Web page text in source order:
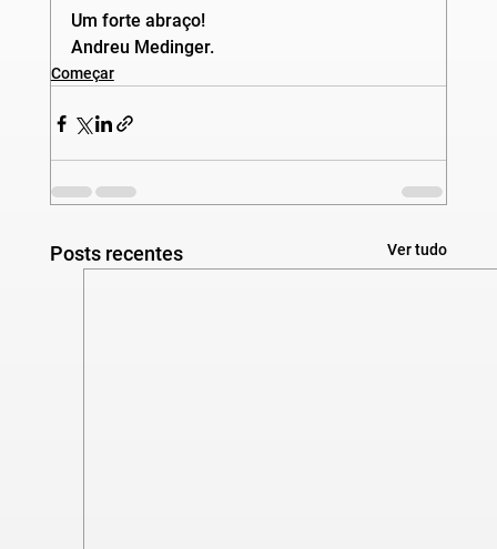
Um forte abraço!
Andreu Medinger.
Começar
Posts recentes Ver tudo